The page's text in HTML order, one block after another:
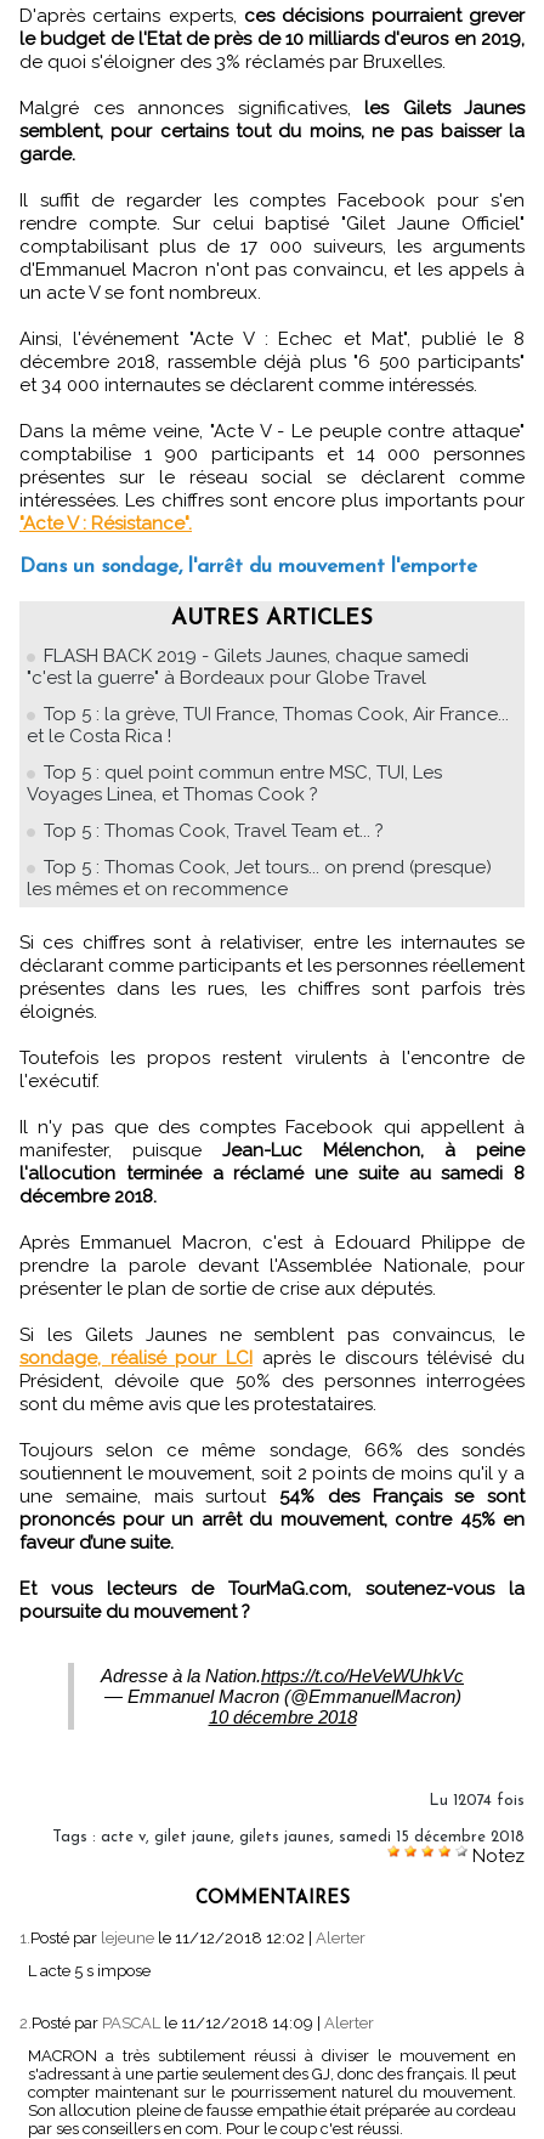
D'après certains experts, ces décisions pourraient grever
le budget de l'Etat de près de 10 milliards d'euros en 2019,
de quoi s'éloigner des 3% réclamés par Bruxelles.
Malgré ces annonces significatives, les Gilets Jaunes
semblent, pour certains tout du moins, ne pas baisser la
garde.
Il suffit de regarder les comptes Facebook pour s'en
rendre compte. Sur celui baptisé "Gilet Jaune Officiel"
comptabilisant plus de 17 000 suiveurs, les arguments
d'Emmanuel Macron n'ont pas convaincu, et les appels à
un acte V se font nombreux.
Ainsi, l'événement "Acte V : Echec et Mat", publié le 8
décembre 2018, rassemble déjà plus "6 500 participants"
et 34 000 internautes se déclarent comme intéressés.
Dans la même veine, "Acte V - Le peuple contre attaque"
comptabilise 1 900 participants et 14 000 personnes
présentes sur le réseau social se déclarent comme
intéressées. Les chiffres sont encore plus importants pour
"Acte V : Résistance".
Dans un sondage, l'arrêt du mouvement l'emporte
AUTRES ARTICLES
FLASH BACK 2019 - Gilets Jaunes, chaque samedi
"c'est la guerre" à Bordeaux pour Globe Travel
Top 5 : la grève, TUI France, Thomas Cook, Air France...
et le Costa Rica !
Top 5 : quel point commun entre MSC, TUI, Les
Voyages Linea, et Thomas Cook ?
Top 5 : Thomas Cook, Travel Team et... ?
Top 5 : Thomas Cook, Jet tours... on prend (presque)
les mêmes et on recommence
Si ces chiffres sont à relativiser, entre les internautes se
déclarant comme participants et les personnes réellement
présentes dans les rues, les chiffres sont parfois très
éloignés.
Toutefois les propos restent virulents à l'encontre de
l'exécutif.
Il n'y pas que des comptes Facebook qui appellent à
manifester, puisque Jean-Luc Mélenchon, à peine
l'allocution terminée a réclamé une suite au samedi 8
décembre 2018.
Après Emmanuel Macron, c'est à Edouard Philippe de
prendre la parole devant l'Assemblée Nationale, pour
présenter le plan de sortie de crise aux députés.
Si les Gilets Jaunes ne semblent pas convaincus, le
sondage, réalisé pour LCIaprès le discours télévisé du
Président, dévoile que 50% des personnes interrogées
sont du même avis que les protestataires.
Toujours selon ce même sondage, 66% des sondés
soutiennent le mouvement, soit 2 points de moins qu'il y a
une semaine, mais surtout 54% des Français se sont
prononcés pour un arrêt du mouvement, contre 45% en
faveur d’une suite.
Et vous lecteurs de TourMaG.com, soutenez-vous la
poursuite du mouvement ?
Adresse à la Nation.https://t.co/HeVeWUhkVc
— Emmanuel Macron (@EmmanuelMacron)
10 décembre 2018
Lu 12074 fois
Tags : acte v, gilet jaune, gilets jaunes, samedi 15 décembre 2018
Notez
COMMENTAIRES
1. Posté par lejeune le 11/12/2018 12:02
Alerter
L acte 5 s impose
2.Posté par PASCAL le 11/12/2018 14:09
Alerter
MACRON a très subtilement réussi à diviser le mouvement en
s'adressant à une partie seulement des GJ, donc des français. Il peut
compter maintenant sur le pourrissement naturel du mouvement.
Son allocution pleine de fausse empathie était préparée au cordeau
par ses conseillers en com. Pour le coup c'est réussi.